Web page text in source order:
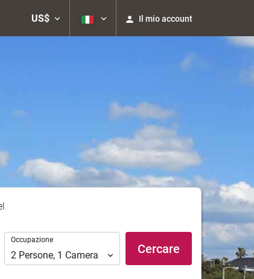
US$ Il mio account
Occupazione
Occupazione
2 Persone, 1 Camera Cercare